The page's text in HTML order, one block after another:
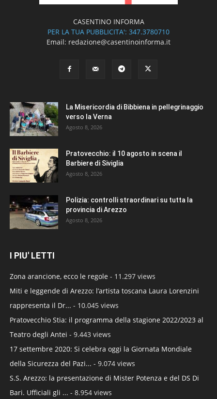
CASENTINO INFORMA
PER LA TUA PUBBLICITA': 347.3780710
Email: redazione@casentinoinforma.it
La Misericordia di Bibbiena in pellegrinaggio
verso la Verna
Agosto 8, 2026
Pratovecchio: il 10 agosto in scena il
Barbiere di Siviglia
Agosto 8, 2026
Polizia: controlli straordinari su tutta la
provincia di Arezzo
Agosto 8, 2026
I PIU' LETTI
Zona arancione, ecco le regole - 11.297 views
Miti e leggende di Arezzo: l’artista toscana Laura Lorenzini
rappresenta il Dr... - 10.045 views
Pratovecchio Stia: il programma della stagione 2022/2023 al
Teatro degli Antei - 9.443 views
17 settembre 2020: Si celebra oggi la Giornata Mondiale
della Sicurezza del Pazi... - 9.074 views
S.S. Arezzo: la presentazione di Mister Potenza e del DS Di
Bari. Ufficiali gli ... - 8.954 views